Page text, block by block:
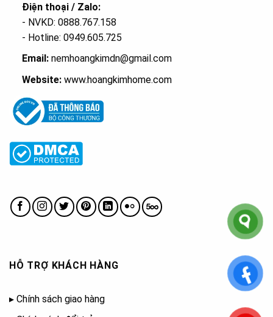
Điện thoại / Zalo:
- NVKD: 0888.767.158
- Hotline: 0949.605.725
Email:nemhoangkimdn@gmail.com
Website: www.hoangkimhome.com
HỖ TRỢ KHÁCH HÀNG
▸ Chính sách giao hàng